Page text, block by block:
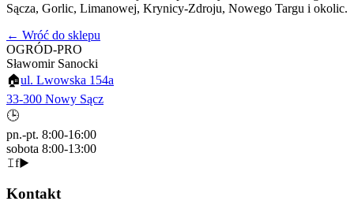
Sącza, Gorlic, Limanowej, Krynicy-Zdroju, Nowego Targu i okolic.
← Wróć do sklepu
OGRÓD-PRO
Sławomir Sanocki
🏠ul. Lwowska 154a
33-300 Nowy Sącz
🕒
pn.-pt. 8:00-16:00
sobota 8:00-13:00
𝙸f▶
Kontakt